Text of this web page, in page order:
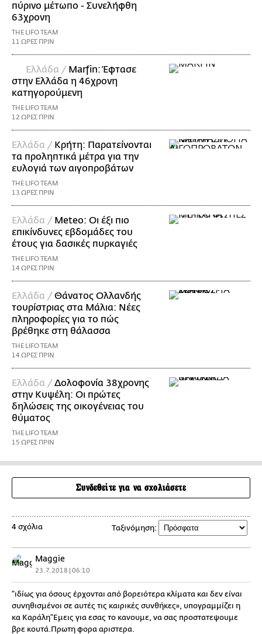
πύρινο μέτωπο - Συνελήφθη
63χρονη
THE LIFO TEAM
11 ΩΡΕΣ ΠΡΙΝ
Ελλάδα / Marfin: Έφτασε
στην Ελλάδα η 46χρονη
κατηγορούμενη
THE LIFO TEAM
12 ΩΡΕΣ ΠΡΙΝ
Ελλάδα / Κρήτη: Παρατείνονται
τα προληπτικά μέτρα για την
ευλογιά των αιγοπροβάτων
THE LIFO TEAM
13 ΩΡΕΣ ΠΡΙΝ
Ελλάδα / Meteo: Οι έξι πιο
επικίνδυνες εβδομάδες του
έτους για δασικές πυρκαγιές
THE LIFO TEAM
14 ΩΡΕΣ ΠΡΙΝ
Ελλάδα /Θάνατος Ολλανδής
τουρίστριας στα Μάλια: Νέες
πληροφορίες για το πώς
βρέθηκε στη θάλασσα
THE LIFO TEAM
14 ΩΡΕΣ ΠΡΙΝ
Ελλάδα /Δολοφονία 38χρονης
στην Κυψέλη: Οι πρώτες
δηλώσεις της οικογένειας του
θύματος
THE LIFO TEAM
15 ΩΡΕΣ ΠΡΙΝ
Συνδεθείτε για να σχολιάσετε
4 σχόλια Ταξινόμηση:
Maggie
23.7.2018 | 06:10
"ιδίως για όσους έρχονται από βορειότερα κλίματα και δεν είναι
συνηθισμένοι σε αυτές τις καιρικές συνθήκες», υπογραμμίζει η
κα Καράλη"Εμεις για εσας το κανουμε, να σας προστατεψουμε
βρε κουτά.Πρωτη φορα αριστερα.